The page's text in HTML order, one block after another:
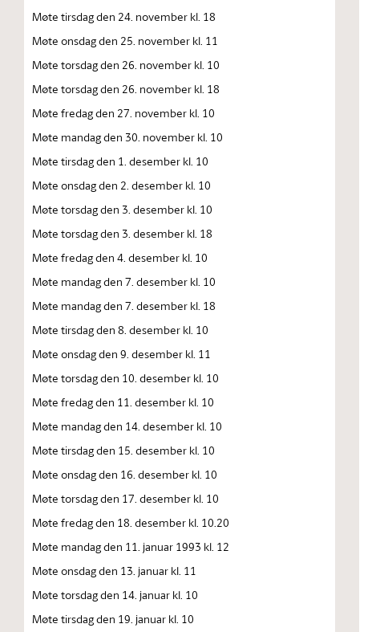
Møte tirsdag den 24. november kl. 18
Møte onsdag den 25. november kl. 11
Møte torsdag den 26. november kl. 10
Møte torsdag den 26. november kl. 18
Møte fredag den 27. november kl. 10
Møte mandag den 30. november kl. 10
Møte tirsdag den 1. desember kl. 10
Møte onsdag den 2. desember kl. 10
Møte torsdag den 3. desember kl. 10
Møte torsdag den 3. desember kl. 18
Møte fredag den 4. desember kl. 10
Møte mandag den 7. desember kl. 10
Møte mandag den 7. desember kl. 18
Møte tirsdag den 8. desember kl. 10
Møte onsdag den 9. desember kl. 11
Møte torsdag den 10. desember kl. 10
Møte fredag den 11. desember kl. 10
Møte mandag den 14. desember kl. 10
Møte tirsdag den 15. desember kl. 10
Møte onsdag den 16. desember kl. 10
Møte torsdag den 17. desember kl. 10
Møte fredag den 18. desember kl. 10.20
Møte mandag den 11. januar 1993 kl. 12
Møte onsdag den 13. januar kl. 11
Møte torsdag den 14. januar kl. 10
Møte tirsdag den 19. januar kl. 10